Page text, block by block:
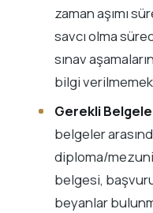
zaman aşımı
savcı olma
sınav
bilgi
Gerekli
belgeler
diploma/
belgesi,
beyanlar